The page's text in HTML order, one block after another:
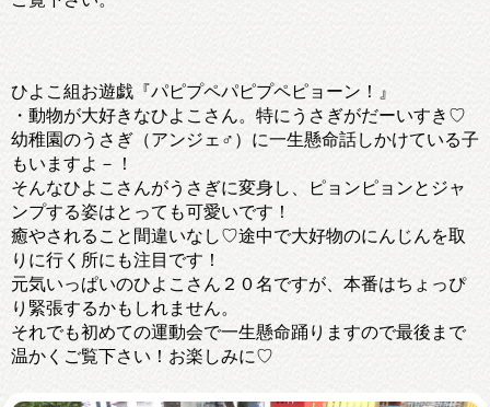
ひよこ組お遊戯『パピプペパピプペピョーン！』
・動物が大好きなひよこさん。特にうさぎがだーいすき♡
幼稚園のうさぎ（アンジェ♂）に一生懸命話しかけている子
もいますよ－！
そんなひよこさんがうさぎに変身し、ピョンピョンとジャ
ンプする姿はとっても可愛いです！
癒やされること間違いなし♡途中で大好物のにんじんを取
りに行く所にも注目です！
元気いっぱいのひよこさん２０名ですが、本番はちょっぴ
り緊張するかもしれません。
それでも初めての運動会で一生懸命踊りますので最後まで
温かくご覧下さい！お楽しみに♡